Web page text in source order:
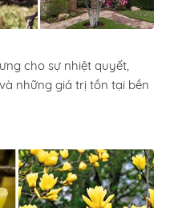
cho sự nhiệt quyết,
những giá trị tồn tại bền